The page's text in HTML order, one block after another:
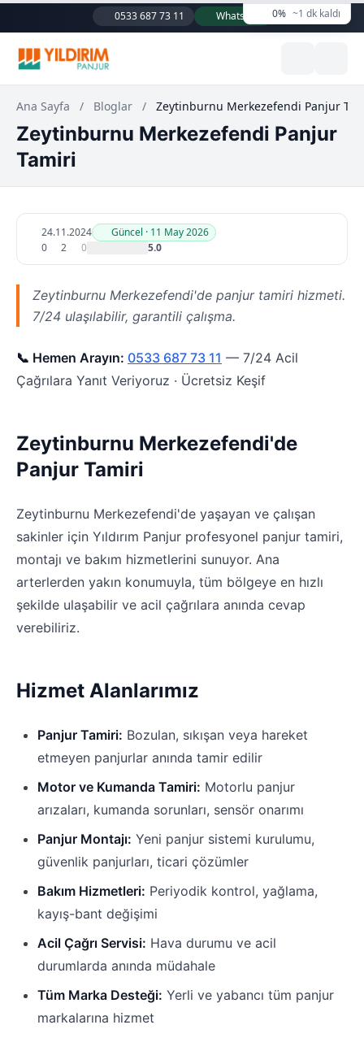
0533 687 73 11 WhatsApp 0% ~1 dk kaldı
Ana Sayfa / Bloglar / Zeytinburnu Merkezefendi Panjur
Zeytinburnu Merkezefendi Panjur
Tamiri
24.11.2024
Güncel · 11 May 2026
0
2 0 5.0
Zeytinburnu Merkezefendi'de panjur tamiri hizmeti.
7/24 ulaşılabilir, garantili çalışma.
📞 Hemen Arayın: 0533 687 73 11 — 7/24 Acil
Çağrılara Yanıt Veriyoruz · Ücretsiz Keşif
Zeytinburnu Merkezefendi'de
Panjur Tamiri
Zeytinburnu Merkezefendi'de yaşayan ve çalışan
sakinler için Yıldırım Panjur profesyonel panjur tamiri,
montajı ve bakım hizmetlerini sunuyor. Ana
arterlerden yakın konumuyla, tüm bölgeye en hızlı
şekilde ulaşabilir ve acil çağrılara anında cevap
verebiliriz.
Hizmet Alanlarımız
Panjur Tamiri: Bozulan, sıkışan veya hareket
etmeyen panjurlar anında tamir edilir
Motor ve Kumanda Tamiri: Motorlu panjur
arızaları, kumanda sorunları, sensör onarımı
Panjur Montajı: Yeni panjur sistemi kurulumu,
güvenlik panjurları, ticari çözümler
Bakım Hizmetleri: Periyodik kontrol, yağlama,
kayış-bant değişimi
Acil Çağrı Servisi: Hava durumu ve acil
durumlarda anında müdahale
Tüm Marka Desteği: Yerli ve yabancı tüm panjur
markalarına hizmet